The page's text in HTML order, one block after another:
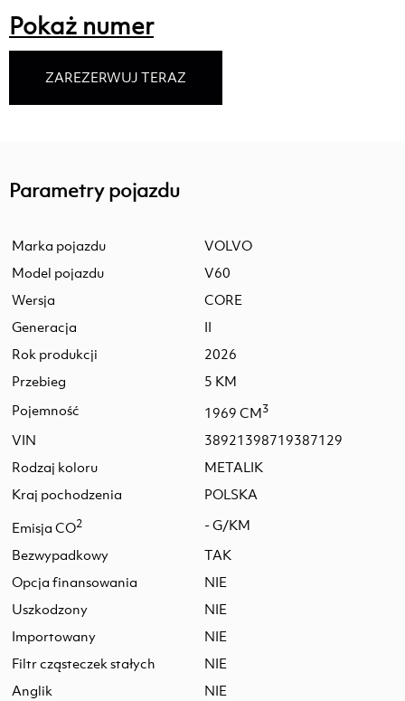
Pokaż numer
ZAREZERWUJ TERAZ
Parametry pojazdu
Marka pojazdu
VOLVO
Model pojazdu
V60
Wersja
CORE
Generacja
II
Rok produkcji
2026
Przebieg
5 KM
Pojemność
1969 CM3
VIN
38921398719387129
Rodzaj koloru
METALIK
Kraj pochodzenia
POLSKA
Emisja CO2
- G/KM
Bezwypadkowy
TAK
Opcja finansowania
NIE
Uszkodzony
NIE
Importowany
NIE
Filtr cząsteczek stałych
NIE
Anglik
NIE